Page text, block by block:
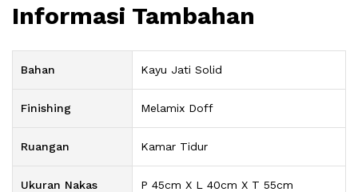
Informasi Tambahan
Bahan Kayu Jati Solid
Finishing Melamix Doff
Ruangan Kamar Tidur
Ukuran Nakas P 45cm X L 40cm X T 55cm